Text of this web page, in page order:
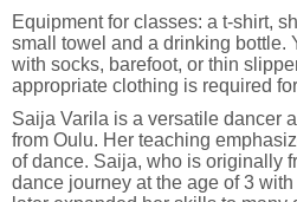
Equipment for classes: a t-shirt,
small towel and a drinking bottle.
with socks, barefoot, or thin
appropriate clothing is required
Saija Varila is a versatile dancer
from Oulu. Her teaching
of dance. Saija, who is originally
dance journey at the age of 3